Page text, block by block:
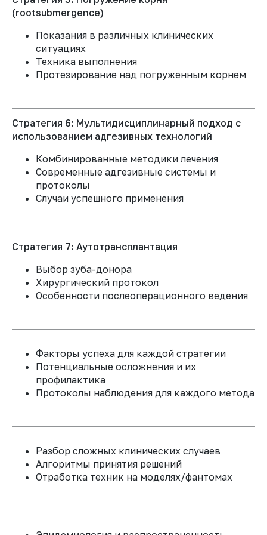
(rootsubmergence)
Показания в различных клинических
ситуациях
Техника выполнения
Протезирование над погруженным корнем
Стратегия 6: Мультидисциплинарный подход с
использованием адгезивных технологий
Комбинированные методики лечения
Современные адгезивные системы и
протоколы
Случаи успешного применения
Стратегия 7: Аутотрансплантация
Выбор зуба-донора
Хирургический протокол
Особенности послеоперационного ведения
Факторы успеха для каждой стратегии
Потенциальные осложнения и их
профилактика
Протоколы наблюдения для каждого метода
Разбор сложных клинических случаев
Алгоритмы принятия решений
Отработка техник на моделях/фантомах
ПРИНЯТЬ УЧАСТИЕ
лечения,
основанными на
научных данных
оптимальные
рентгенологичес-
кие проекции и
заживления
перелома и
долгосрочный
прогноз
принятия решений
в спорных
ситуациях: когда
проводить
эндодонтическое
лечение, как долго
ортодонтическое
лечение
ные протоколы
различных типов
переломов корня
повреждений пародонта
пародонта
Общие принципы лечения
Прогнозирование
результатов лечения
Реабилитация пациентов с
Практическая часть